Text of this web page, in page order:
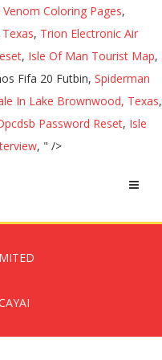
Coloring Pages,
, Trion Electronic Air
, Isle Of Man Tourist Map,
Fifa 20 Futbin, Spiderman
In Lake Brownwood, Texas,
Password Reset, Isle
, " />